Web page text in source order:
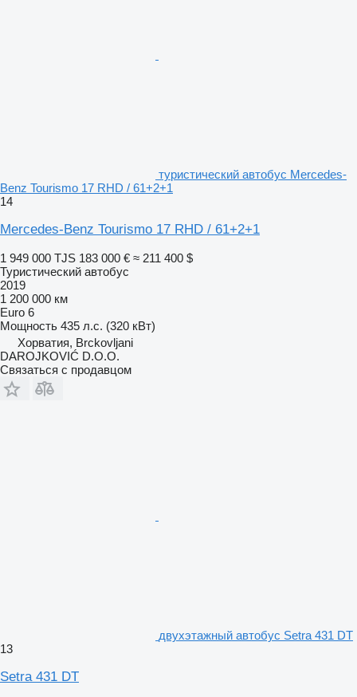
туристический автобус Mercedes-
Benz Tourismo 17 RHD / 61+2+1
14
Mercedes-Benz Tourismo 17 RHD / 61+2+1
1 949 000 TJS 183 000 € ≈ 211 400 $
Туристический автобус
2019
1 200 000 км
Euro 6
Мощность 435 л.с. (320 кВт)
Хорватия, Brckovljani
DAROJKOVIĆ D.O.O.
Связаться с продавцом
двухэтажный автобус Setra 431 DT
13
Setra 431 DT